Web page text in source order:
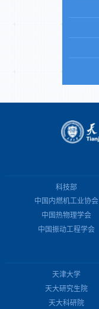
科技部
中国内燃机工业协会
中国热物理学会
中国振动工程学会
天津大学
天大研究生院
天大科研院